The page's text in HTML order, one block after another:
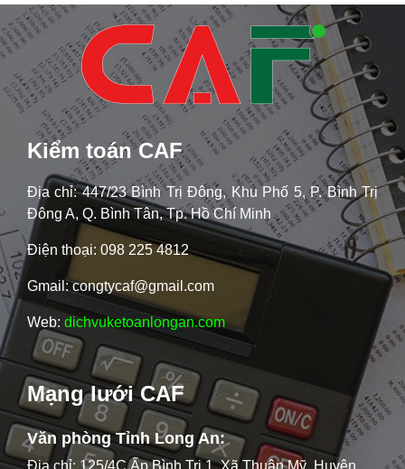
Kiểm toán CAF
Địa chỉ: 447/23 Bình Trị Đông, Khu Phố 5, P. Bình Trị
Đông A, Q. Bình Tân, Tp. Hồ Chí Minh
Điện thoại: 098 225 4812
Gmail: congtycaf@gmail.com
Web: dichvuketoanlongan.com
Mạng lưới CAF
Văn phòng Tỉnh Long An:
Địa chỉ: 125/4C Ấp Bình Trị 1, Xã Thuận Mỹ, Huyện